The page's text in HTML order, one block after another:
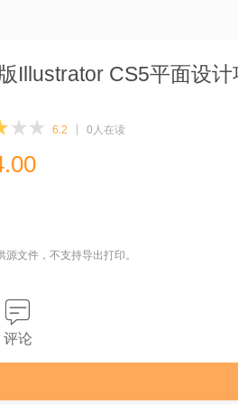
Illustrator CS5平面设计
6.2 0人在读
文件，不支持导出打印。
评论